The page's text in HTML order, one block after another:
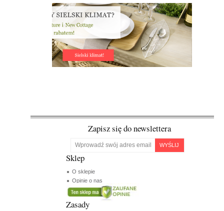
Zapisz się do newslettera
WYŚLIJ
Sklep
O sklepie
Opinie o nas
Zasady